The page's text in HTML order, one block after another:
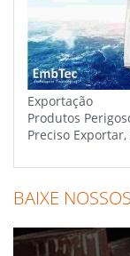
Exportação
Produtos
Preciso
BAIXE